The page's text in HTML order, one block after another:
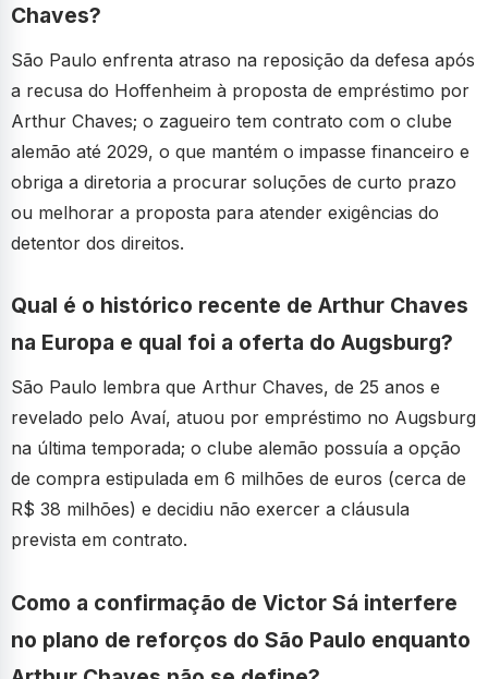
Chaves?
São Paulo enfrenta atraso na reposição da defesa após
a recusa do Hoffenheim à proposta de empréstimo por
Arthur Chaves; o zagueiro tem contrato com o clube
alemão até 2029, o que mantém o impasse financeiro e
obriga a diretoria a procurar soluções de curto prazo
ou melhorar a proposta para atender exigências do
detentor dos direitos.
Qual é o histórico recente de Arthur Chaves
na Europa e qual foi a oferta do Augsburg?
São Paulo lembra que Arthur Chaves, de 25 anos e
revelado pelo Avaí, atuou por empréstimo no Augsburg
na última temporada; o clube alemão possuía a opção
de compra estipulada em 6 milhões de euros (cerca de
R$ 38 milhões) e decidiu não exercer a cláusula
prevista em contrato.
Como a confirmação de Victor Sá interfere
no plano de reforços do São Paulo enquanto